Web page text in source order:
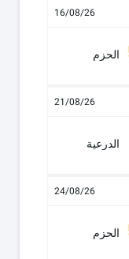
16/08/26
الحزم
21/08/26
الدرعية
24/08/26
الحزم